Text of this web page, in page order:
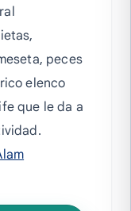
peces
elenco
que le da a